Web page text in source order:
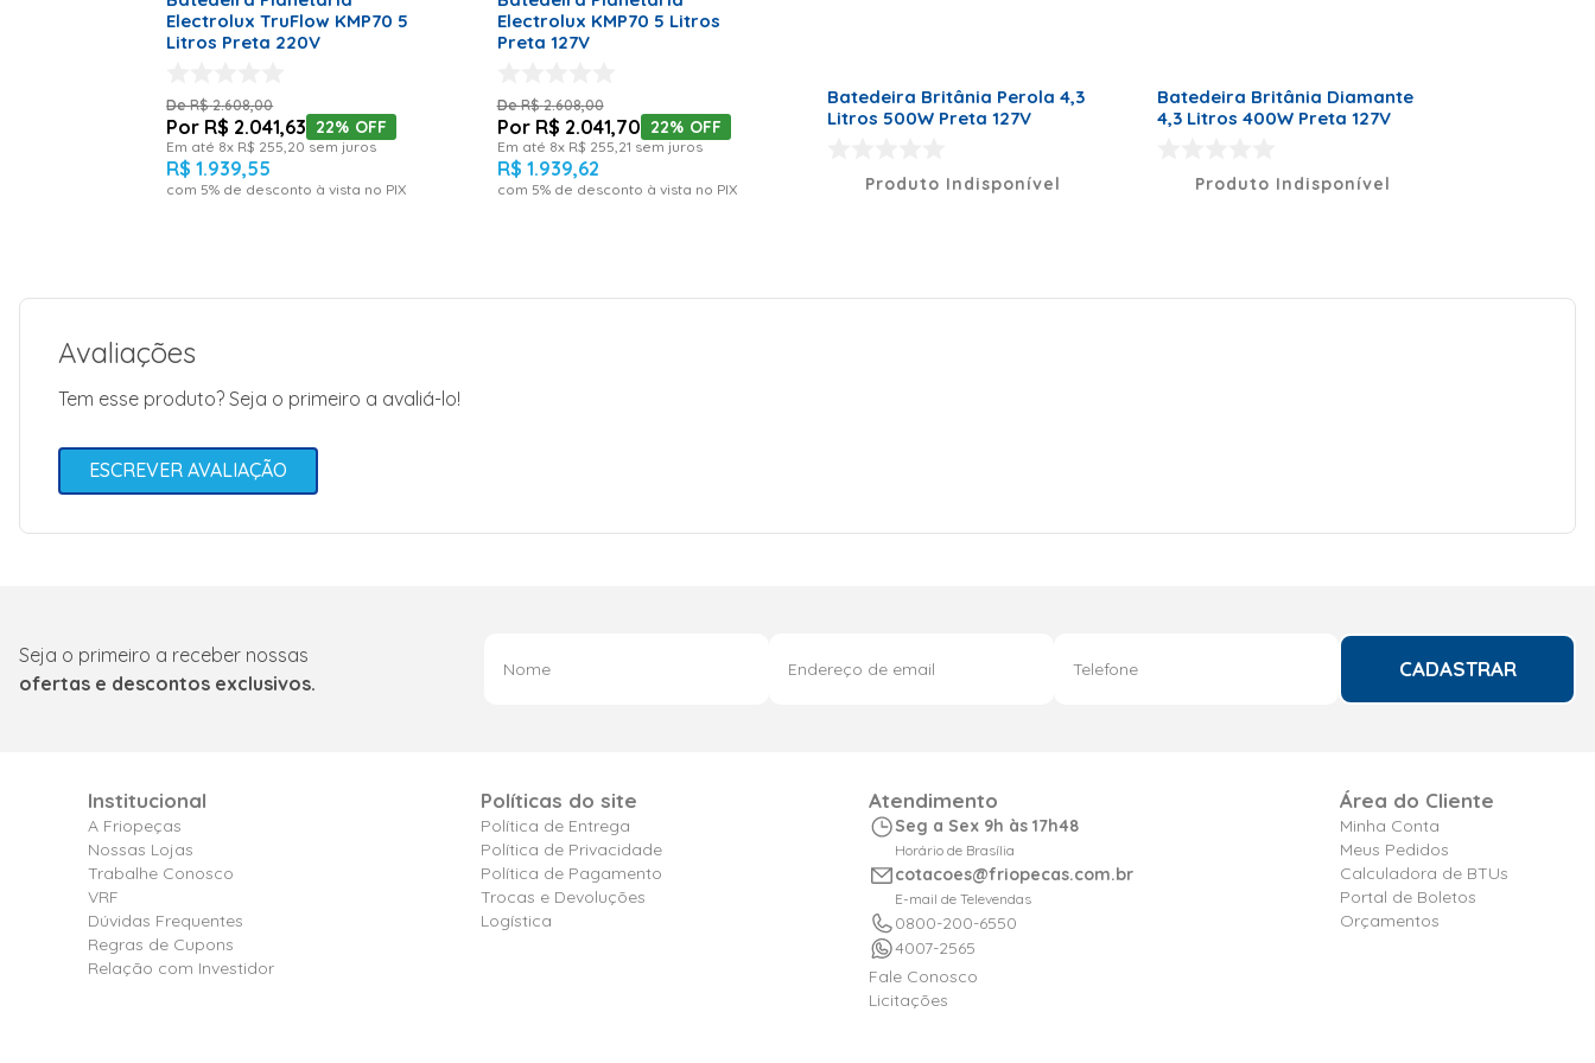
Electrolux TruFlow KMP70 5
Litros Preta 220V
R$ 2.608,00
R$ 2.041,63 22% OFF
Em até 8x R$ 255 20 sem juros
R$ 1.939,55
com 5% de desconto à vista no PIX
Electrolux KMP70 5 Litros
Preta 127V
R$ 2.608,00
R$ 2.041,70 22% OFF
Em até 8x R$ 255 21 sem juros
R$ 1.939,62
com 5% de desconto à vista no PIX
Batedeira Britânia Perola 4,3
Litros 500W Preta 127V
Produto Indisponível
Batedeira Britânia Diamante
4,3 Litros 400W Preta 127V
Produto Indisponível
Avaliações
Tem esse produto? Seja o primeiro a avaliá-lo!
ESCREVER AVALIAÇÃO
Seja o primeiro a receber nossas
ofertas e descontos exclusivos.
CADASTRAR
Institucional
A Friopeças
Nossas Lojas
Trabalhe Conosco
VRF
Dúvidas Frequentes
Regras de Cupons
Relação com Investidor
Políticas do site
Política de Entrega
Política de Privacidade
Política de Pagamento
Trocas e Devoluções
Logística
Atendimento
Seg a Sex 9h às 17h48
Horário de Brasília
cotacoes@friopecas.com.br
E-mail de Televendas
0800-200-6550
4007-2565
Fale Conosco
Licitações
Área do Cliente
Minha Conta
Meus Pedidos
Calculadora de BTUs
Portal de Boletos
Orçamentos